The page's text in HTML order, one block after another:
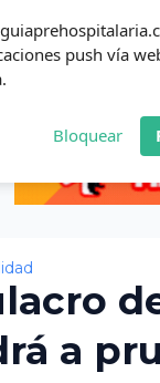
push vía
Bloquear
Inicio
a